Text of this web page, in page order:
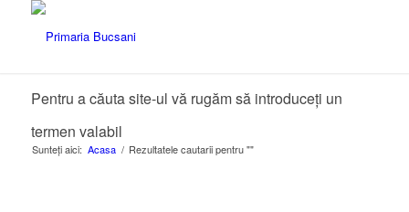
Pentru a căuta site-ul vă rugăm să introduceți un
termen valabil
Sunteți aici: Acasa / Rezultatele cautarii pentru ""